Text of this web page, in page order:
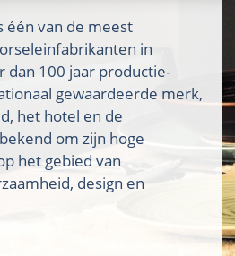
één van de meest
in
dan 100 jaar productie-
gewaardeerde merk,
het hotel en de
om zijn hoge
het gebied van
design en